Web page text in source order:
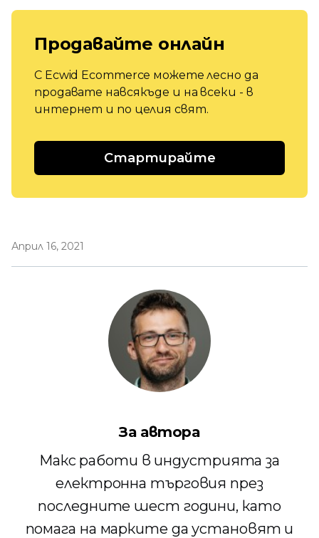
Продавайте онлайн
С Ecwid Ecommerce можете лесно да
продавате навсякъде и на всеки - в
интернет и по целия свят.
Стартирайте
Април 16, 2021
За автора
Макс работи в индустрията за
електронна търговия през
последните шест години, като
помага на марките да установят и